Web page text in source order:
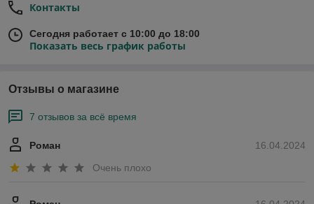
Контакты
Сегодня работает с 10:00 до 18:00
Показать весь график работы
Отзывы о магазине
7 отзывов за всё время
16.04.2024
Роман
Очень плохо